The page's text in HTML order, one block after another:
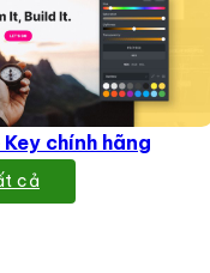
chính hãng
cả